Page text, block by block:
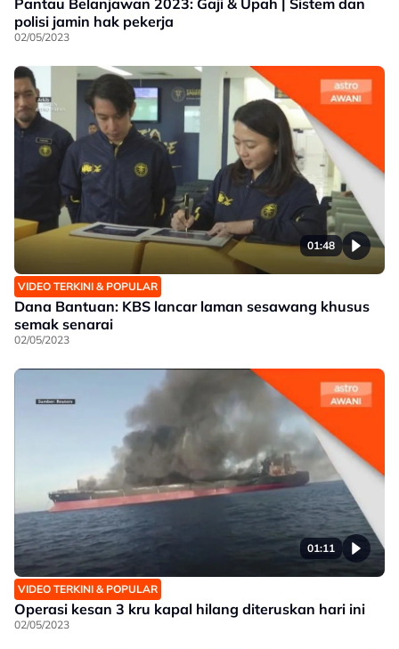
Pantau Belanjawan 2023: Gaji & Upah | Sistem dan
polisi jamin hak pekerja
02/05/2023
01:48
VIDEO TERKINI & POPULAR
Dana Bantuan: KBS lancar laman sesawang khusus
semak senarai
02/05/2023
01:11
VIDEO TERKINI & POPULAR
Operasi kesan 3 kru kapal hilang diteruskan hari ini
02/05/2023